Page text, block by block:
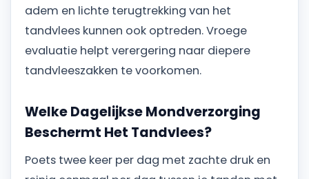
adem en lichte terugtrekking van het
tandvlees kunnen ook optreden. Vroege
evaluatie helpt verergering naar diepere
tandvleeszakken te voorkomen.
Welke Dagelijkse Mondverzorging
Beschermt Het Tandvlees?
Poets twee keer per dag met zachte druk en